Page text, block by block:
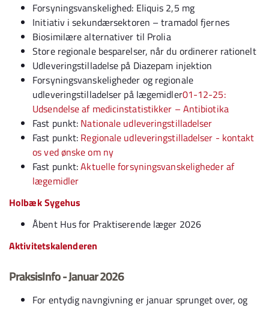
Forsyningsvanskelighed: Eliquis 2,5 mg
Initiativ i sekundærsektoren – tramadol fjernes
Biosimilære alternativer til Prolia
Store regionale besparelser, når du ordinerer rationelt
Udleveringstilladelse på Diazepam injektion
Forsyningsvanskeligheder og regionale
udleveringstilladelser på lægemidler01-12-25:
Udsendelse af medicinstatistikker – Antibiotika
Fast punkt: Nationale udleveringstilladelser
Fast punkt: Regionale udleveringstilladelser - kontakt
os ved ønske om ny
Fast punkt:Aktuelle forsyningsvanskeligheder af
lægemidler
Holbæk Sygehus
Åbent Hus for Praktiserende læger 2026
Aktivitetskalenderen
PraksisInfo - Januar 2026
For entydig navngivning er januar sprunget over, og